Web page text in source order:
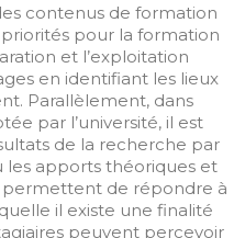
contenus de formation
pour la formation
et l’exploitation
en identifiant les lieux
Parallèlement, dans
par l’université, il est
de la recherche par
les apports théoriques et
permettent de répondre à
il existe une finalité
peuvent percevoir